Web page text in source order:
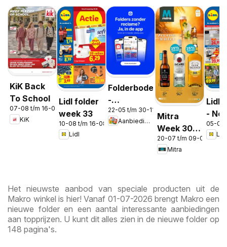
KiK Back
To School
07-08 t/m 16-08-2026
KiK
Lidl folder
week 33
10-08 t/m 16-08-2026
Lidl
Folderbode
-
Aanbiedingen
in de app
22-05 t/m 30-11-2026
Aanbiedingen
Mitra
Week 30 &
31
20-07 t/m 09-08-2026
Mitra
Lidl
-
05-08
Lidl
Het nieuwste aanbod van speciale producten uit de
Makro winkel is hier! Vanaf 01-07-2026 brengt Makro een
nieuwe folder en een aantal interessante aanbiedingen
aan topprijzen. U kunt dit alles zien in de nieuwe folder op
148 pagina's.